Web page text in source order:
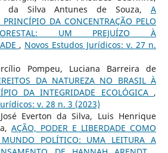
da Silva Antunes de Souza,A
DA CONCENTRAÇÃO PELO
UM PREJUÍZO À
, Novos Estudos Jurí­dicos: v. 27 n.
Pompeu, Luciana Barreira de
DA NATUREZA NO BRASIL À
DA INTEGRIDADE ECOLÓGICA ,
v. 28 n. 3 (2023)
Everton da Silva, Luis Henrique
AÇÃO, PODER E LIBERDADE COMO
POLÍTICO: UMA LEITURA A